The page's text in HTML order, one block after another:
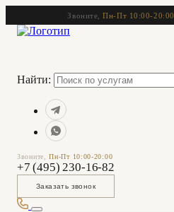
Звоните,Пн-Пт 10:00-20:00
Найти:
Звоните,Пн-Пт 10:00-20:00
+7 (495) 230-16-82
Заказать звонок